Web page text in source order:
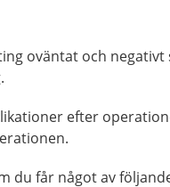
oväntat och
efter
du får något av